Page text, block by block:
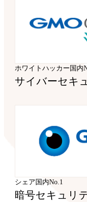
ホワイトハッカー国内
サイバーセキ
シェア国内No.1
暗号セキュリ